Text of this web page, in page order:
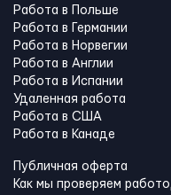
Работа в Польше
Работа в Германии
Работа в Норвегии
Работа в Англии
Работа в Испании
Удаленная работа
Работа в США
Работа в Канадe
Публичная оферта
Как мы проверяем